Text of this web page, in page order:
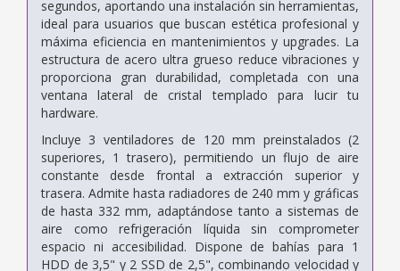
segundos, aportando una instalación sin herramientas,
ideal para usuarios que buscan estética profesional y
máxima eficiencia en mantenimientos y upgrades. La
estructura de acero ultra grueso reduce vibraciones y
proporciona gran durabilidad, completada con una
ventana lateral de cristal templado para lucir tu
hardware.
Incluye 3 ventiladores de 120 mm preinstalados (2
superiores, 1 trasero), permitiendo un flujo de aire
constante desde frontal a extracción superior y
trasera. Admite hasta radiadores de 240 mm y gráficas
de hasta 332 mm, adaptándose tanto a sistemas de
aire como refrigeración líquida sin comprometer
espacio ni accesibilidad. Dispone de bahías para 1
HDD de 3,5" y 2 SSD de 2,5", combinando velocidad y